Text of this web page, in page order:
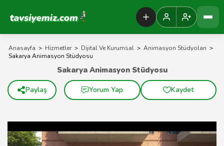
Tavsiyemiz Anasayfa
Anasayfa > Hizmetler > Dijital Ve Kurumsal > Animasyon Stüdyoları >
Sakarya Animasyon Stüdyosu
Sakarya Animasyon Stüdyosu
Paylaş Yorum Yap Kaydet